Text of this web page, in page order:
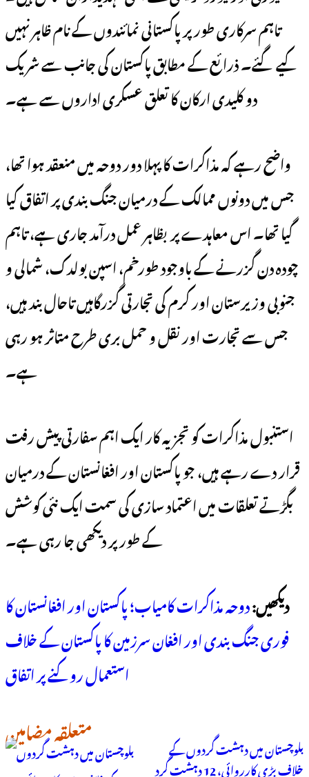
تاہم سرکاری طور پر پاکستانی نمائندوں کے نام ظاہر نہیں
کیے گئے۔ ذرائع کے مطابق پاکستان کی جانب سے شریک
دو کلیدی ارکان کا تعلق عسکری اداروں سے ہے۔
واضح رہے کہ مذاکرات کا پہلا دور دوحہ میں منعقد ہوا تھا،
جس میں دونوں ممالک کے درمیان جنگ بندی پر اتفاق کیا
گیا تھا۔ اس معاہدے پر بظاہر عمل درآمد جاری ہے، تاہم
چودہ دن گزرنے کے باوجود طورخم، اسپن بولدک، شمالی و
جنوبی وزیرستان اور کرم کی تجارتی گزرگاہیں تاحال بند ہیں،
جس سے تجارت اور نقل و حمل بری طرح متاثر ہو رہی
ہے۔
استنبول مذاکرات کو تجزیہ کار ایک اہم سفارتی پیش رفت
قرار دے رہے ہیں، جو پاکستان اور افغانستان کے درمیان
بگڑتے تعلقات میں اعتماد سازی کی سمت ایک نئی کوشش
کے طور پر دیکھی جا رہی ہے۔
دیکھیں:دوحہ مذاکرات کامیاب؛ پاکستان اور افغانستان کا
فوری جنگ بندی اور افغان سرزمین کا پاکستان کے خلاف
استعمال روکنے پر اتفاق
متعلقہ مضامین بلوچستان میں دہشت گردوں کے
خلاف بڑی کارروائی، 12 دہشت گرد